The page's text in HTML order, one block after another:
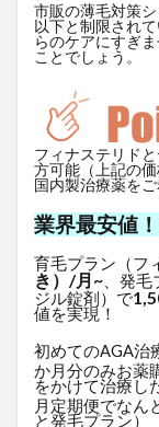
市販の薄毛対策
以下と制限され
らのケアにすぎ
ことでしょう。
フィナステリド
方可能（上記の価
国内製治療薬を
業界最安値
育毛プラン（フ
き）/月~ 、発
ジル錠剤）で
値を実現！
初めてのAGA治
か月分のみお薬
をかけて治療し
月定期便でなん
と発毛プラン）